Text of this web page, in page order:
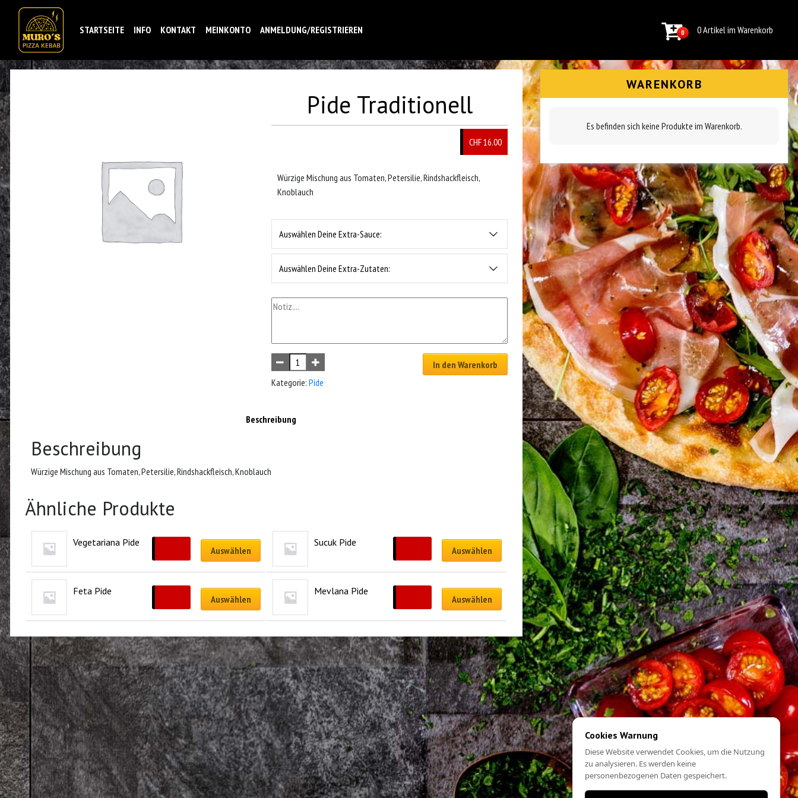
STARTSEITE INFO KONTAKT MEINKONTO ANMELDUNG/REGISTRIEREN 0 0 Artikel im Warenkorb
Pide Traditionell
CHF 16.00
Würzige Mischung aus Tomaten, Petersilie, Rindshackfleisch,
Knoblauch
Auswählen Deine Extra-Sauce:
Auswählen Deine Extra-Zutaten:
In den Warenkorb
Kategorie: Pide
Beschreibung
Beschreibung
Würzige Mischung aus Tomaten, Petersilie, Rindshackfleisch, Knoblauch
Ähnliche Produkte
Vegetariana Pide
Auswählen
Sucuk Pide
Auswählen
Feta Pide
Auswählen
Mevlana Pide
Auswählen
WARENKORB
Es befinden sich keine Produkte im Warenkorb.
Cookies Warnung
Diese Website verwendet Cookies, um die Nutzung
zu analysieren. Es werden keine
personenbezogenen Daten gespeichert.